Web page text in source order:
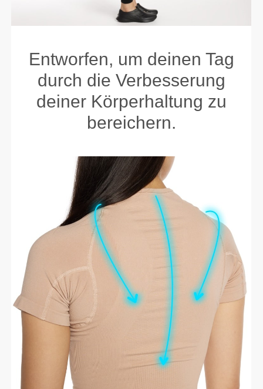
Entworfen, um deinen Tag
durch die Verbesserung
deiner Körperhaltung zu
bereichern.